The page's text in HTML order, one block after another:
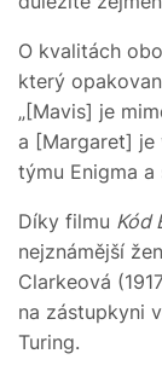
O kvalitách
který
„[Mavis] je
a [Margaret] je
týmu Enigma a
Díky filmu Kód
nejznámější
Clarkeová
na zástupkyni
Turing.